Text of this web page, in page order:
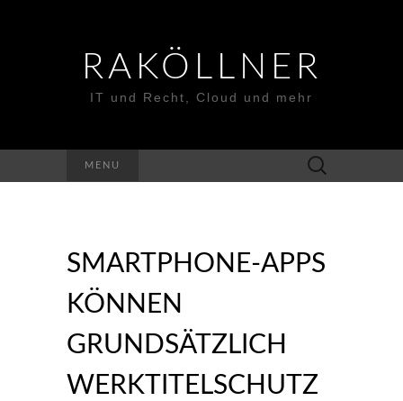
RAKÖLLNER
IT und Recht, Cloud und mehr
MENU
Suchen
nach:
SMARTPHONE-APPS
KÖNNEN
GRUNDSÄTZLICH
WERKTITELSCHUTZ